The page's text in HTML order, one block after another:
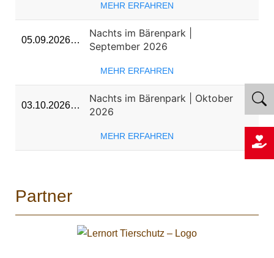
MEHR ERFAHREN
05.09.2026…
Nachts im Bärenpark |
September 2026
MEHR ERFAHREN
03.10.2026…
Nachts im Bärenpark | Oktober
2026
MEHR ERFAHREN
Partner